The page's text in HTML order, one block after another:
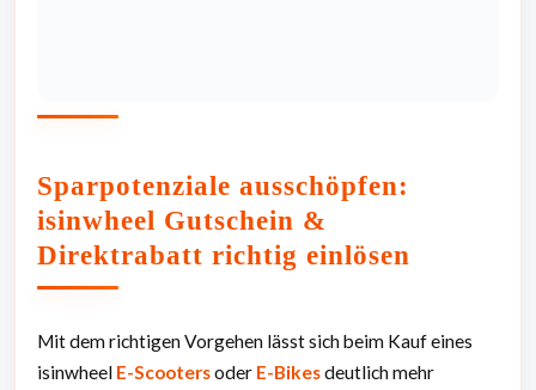
Sparpotenziale ausschöpfen:
isinwheel Gutschein &
Direktrabatt richtig einlösen
Mit dem richtigen Vorgehen lässt sich beim Kauf eines
isinwheel E-Scootersoder E-Bikesdeutlich mehr